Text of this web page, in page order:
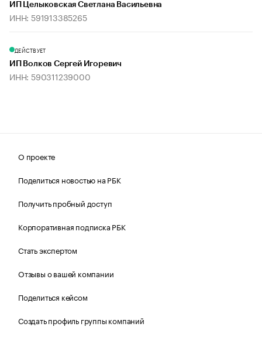
ИП Целыковская Светлана Васильевна
ИНН: 591913385265
ДЕЙСТВУЕТ
ИП Волков Сергей Игоревич
ИНН: 590311239000
О проекте
Поделиться новостью на РБК
Получить пробный доступ
Корпоративная подписка РБК
Стать экспертом
Отзывы о вашей компании
Поделиться кейсом
Создать профиль группы компаний